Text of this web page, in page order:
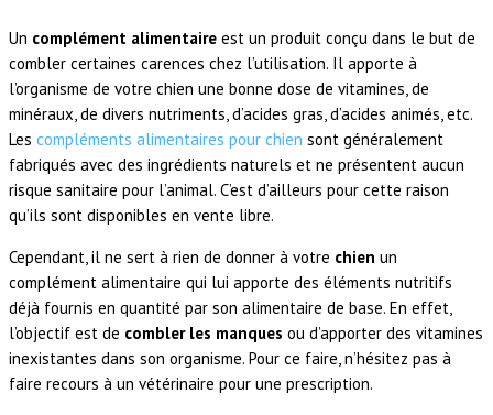
Un complément alimentaire est un produit conçu dans le but de
combler certaines carences chez l’utilisation. Il apporte à
l’organisme de votre chien une bonne dose de vitamines, de
minéraux, de divers nutriments, d’acides gras, d’acides animés, etc.
Les compléments alimentaires pour chien sont généralement
fabriqués avec des ingrédients naturels et ne présentent aucun
risque sanitaire pour l’animal. C’est d’ailleurs pour cette raison
qu’ils sont disponibles en vente libre.
Cependant, il ne sert à rien de donner à votre chien un
complément alimentaire qui lui apporte des éléments nutritifs
déjà fournis en quantité par son alimentaire de base. En effet,
l’objectif est de combler les manques ou d’apporter des vitamines
inexistantes dans son organisme. Pour ce faire, n’hésitez pas à
faire recours à un vétérinaire pour une prescription.